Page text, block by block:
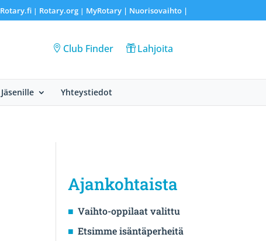
Rotary.fi| Rotary.org| MyRotary | Nuorisovaihto|
Club Finder Lahjoita
Jäsenille Yhteystiedot
Ajankohtaista
Vaihto-oppilaat valittu
Etsimme isäntäperheitä